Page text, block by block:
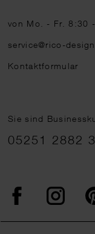
von Mo. - Fr. 8:30
service@rico-
Kontaktformular
Sie sind
05251 2882
Facebook